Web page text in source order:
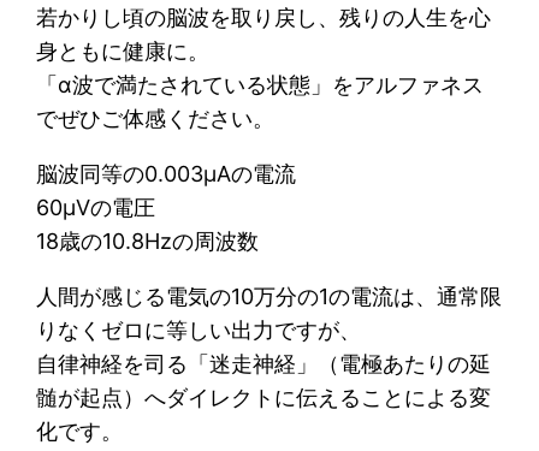
若かりし頃の脳波を取り戻し、残りの人生を心
身ともに健康に。
「α波で満たされている状態」をアルファネス
でぜひご体感ください。
脳波同等の0.003μAの電流
60μVの電圧
18歳の10.8Hzの周波数
人間が感じる電気の10万分の1の電流は、通常限
りなくゼロに等しい出力ですが、
自律神経を司る「迷走神経」（電極あたりの延
髄が起点）へダイレクトに伝えることによる変
化です。